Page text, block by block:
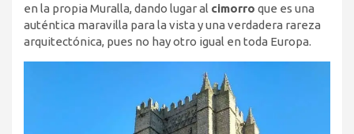
en la propia Muralla, dando lugar al cimorro que es una
auténtica maravilla para la vista y una verdadera rareza
arquitectónica, pues no hay otro igual en toda Europa.